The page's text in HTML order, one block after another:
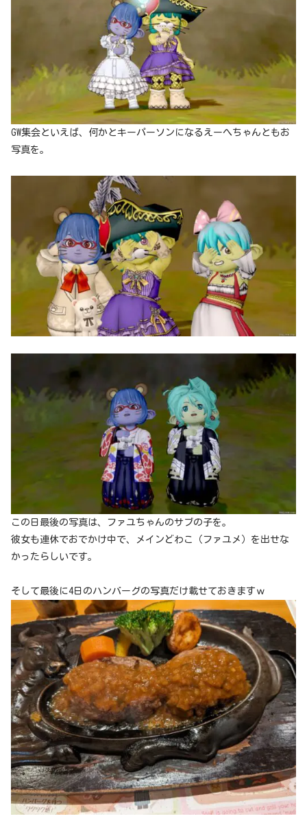
GW集会といえば、何かとキーパーソンになるえーへちゃんともお
写真を。
この日最後の写真は、ファユちゃんのサブの子を。
彼女も連休でおでかけ中で、メインどわこ（ファユメ）を出せな
かったらしいです。
そして最後に4日のハンバーグの写真だけ載せておきますｗ